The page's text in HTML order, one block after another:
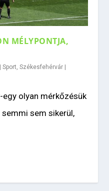
MÉLYPONTJA,
|Sport,Székesfehérvár
olyan mérkőzésük
semmi sem sikerül,